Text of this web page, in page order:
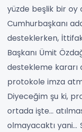
yüzde beşlik bir oy
Cumhurbaşkanı
desteklerken,
Başkanı Ümit
destekleme kararı
protokole imza
Diyeceğim şu ki,
ortada işte…
olmayacaktı yani...